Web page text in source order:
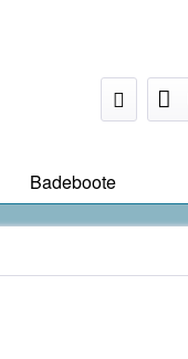
Badeboote